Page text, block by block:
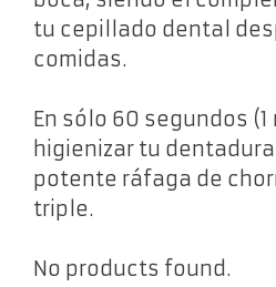
tu cepillado dental
comidas.
En sólo 60 segundos
higienizar tu
potente ráfaga de
triple.
No products found.